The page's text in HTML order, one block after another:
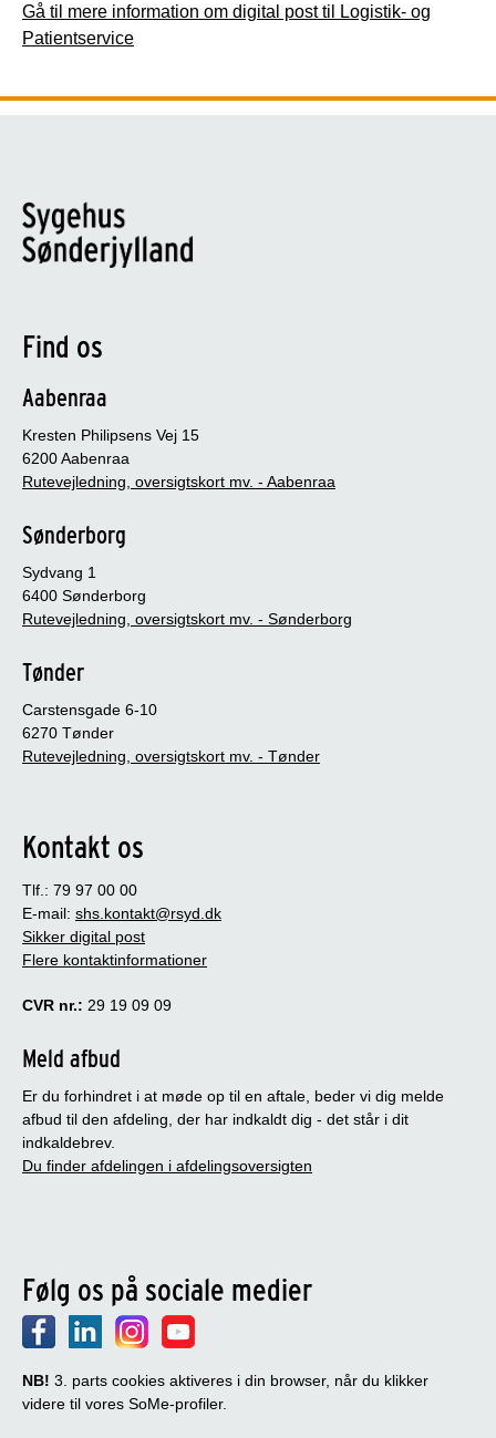
Gå til mere information om digital post til Logistik- og
Patientservice
Find os
Aabenraa
Kresten Philipsens Vej 15
6200 Aabenraa
Rutevejledning, oversigtskort mv. - Aabenraa
Sønderborg
Sydvang 1
6400 Sønderborg
Rutevejledning, oversigtskort mv. - Sønderborg
Tønder
Carstensgade 6-10
6270 Tønder
Rutevejledning, oversigtskort mv. - Tønder
Kontakt os
Tlf.: 79 97 00 00
E-mail: shs.kontakt@rsyd.dk
Sikker digital post
Flere kontaktinformationer
CVR nr.: 29 19 09 09
Meld afbud
Er du forhindret i at møde op til en aftale, beder vi dig melde
afbud til den afdeling, der har indkaldt dig - det står i dit
indkaldebrev.
Du finder afdelingen i afdelingsoversigten
Følg os på sociale medier
NB! 3. parts cookies aktiveres i din browser, når du klikker
videre til vores SoMe-profiler.